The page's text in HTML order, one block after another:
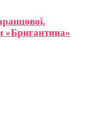
»Бригантина»